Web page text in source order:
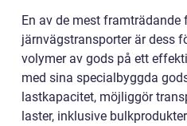
En av de mest framträdande
järnvägstransporter är dess
volymer av gods på ett
med sina specialbyggda
lastkapacitet, möjliggör
laster, inklusive